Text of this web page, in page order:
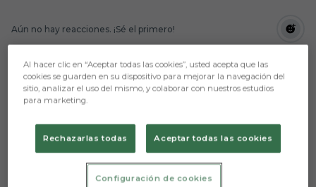
Aún no hay reacciones. ¡Sé el primero!
Al hacer clic en “Aceptar todas las cookies”, usted acepta que las
cookies se guarden en su dispositivo para mejorar la navegación del
sitio, analizar el uso del mismo, y colaborar con nuestros estudios
para marketing.
Rechazarlas todas Aceptar todas las cookies
Configuración de cookies